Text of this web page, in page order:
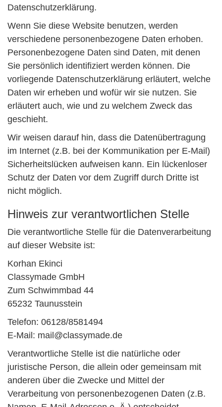
Datenschutzerklärung.
Wenn Sie diese Website benutzen, werden
verschiedene personenbezogene Daten erhoben.
Personenbezogene Daten sind Daten, mit denen
Sie persönlich identifiziert werden können. Die
vorliegende Datenschutzerklärung erläutert, welche
Daten wir erheben und wofür wir sie nutzen. Sie
erläutert auch, wie und zu welchem Zweck das
geschieht.
Wir weisen darauf hin, dass die Datenübertragung
im Internet (z.B. bei der Kommunikation per E-Mail)
Sicherheitslücken aufweisen kann. Ein lückenloser
Schutz der Daten vor dem Zugriff durch Dritte ist
nicht möglich.
Hinweis zur verantwortlichen Stelle
Die verantwortliche Stelle für die Datenverarbeitung
auf dieser Website ist:
Korhan Ekinci
Classymade GmbH
Zum Schwimmbad 44
65232 Taunusstein
Telefon: 06128/8581494
E-Mail: mail@classymade.de
Verantwortliche Stelle ist die natürliche oder
juristische Person, die allein oder gemeinsam mit
anderen über die Zwecke und Mittel der
Verarbeitung von personenbezogenen Daten (z.B.